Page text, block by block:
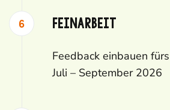
Feinarbeit
Feedback einbauen
Juli – September 2026